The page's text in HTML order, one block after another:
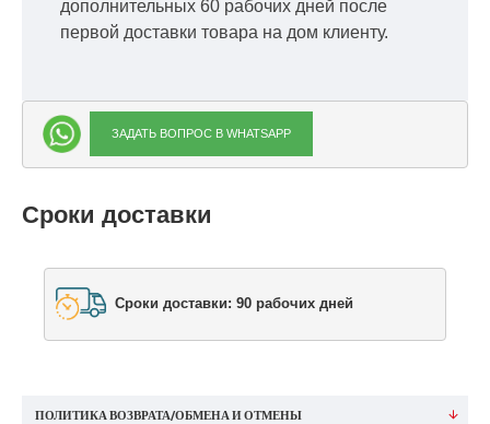
дополнительных 60 рабочих дней после
первой доставки товара на дом клиенту.
ЗАДАТЬ ВОПРОС В WHATSAPP
Сроки доставки
Сроки доставки: 90 рабочих дней
ПОЛИТИКА ВОЗВРАТА/ОБМЕНА И ОТМЕНЫ